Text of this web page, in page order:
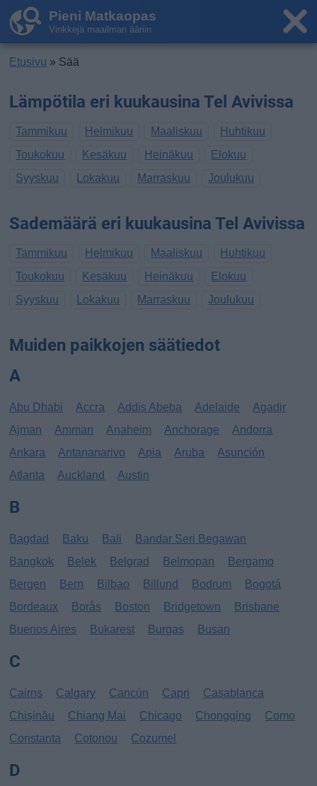
Pieni Matkaopas
Vinkkejä maailman ääriin
Etusivu » Sää
Lämpötila eri kuukausina Tel Avivissa
Tammikuu Helmikuu Maaliskuu
Huhtikuu
Toukokuu
Kesäkuu Heinäkuu
Elokuu
Syyskuu
Lokakuu Marraskuu Joulukuu
Sademäärä eri kuukausina Tel Avivissa
Tammikuu Helmikuu Maaliskuu
Huhtikuu
Toukokuu
Kesäkuu Heinäkuu
Elokuu
Syyskuu
Lokakuu Marraskuu Joulukuu
Muiden paikkojen säätiedot
A
Abu Dhabi Accra Addis Abeba Adelaide
Agadir
Ajman
Amman Anaheim Anchorage
Andorra
Ankara
Antananarivo Apia Aruba
Asunción
Atlanta
Auckland Austin
B
Bagdad Baku Bali
Bandar Seri Begawan
Bangkok
Belek Belgrad Belmopan
Bergamo
Bergen
Bern Bilbao Billund Bodrum
Bogotá
Bordeaux
Borås Boston Bridgetown
Brisbane
Buenos Aires
Bukarest Burgas Busan
C
Cairns Calgary Cancún Capri
Casablanca
Chișinău
Chiang Mai Chicago Chongqing
Como
Constanta
Cotonou Cozumel
D